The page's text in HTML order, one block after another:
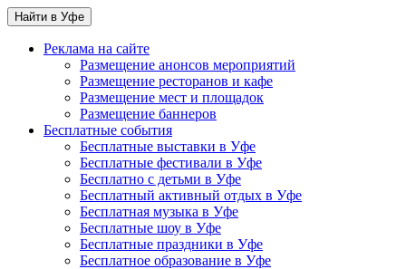
Найти в Уфе
Реклама на сайте
Размещение анонсов мероприятий
Размещение ресторанов и кафе
Размещение мест и площадок
Размещение баннеров
Бесплатные события
Бесплатные выставки в Уфе
Бесплатные фестивали в Уфе
Бесплатно с детьми в Уфе
Бесплатный активный отдых в Уфе
Бесплатная музыка в Уфе
Бесплатные шоу в Уфе
Бесплатные праздники в Уфе
Бесплатное образование в Уфе